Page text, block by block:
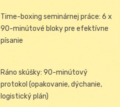
Time-boxing seminárnej práce: 6 x
90-minútové bloky pre efektívne
písanie
Ráno skúšky: 90-minútový
protokol (opakovanie, dýchanie,
logistický plán)